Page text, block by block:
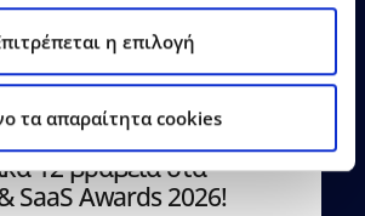
η επιλογή
τα απαραίτητα cookies
EPSILONNET
«SaaS Provider
αποσπώντας
12 βραβεία στα
SaaS Awards 2026!